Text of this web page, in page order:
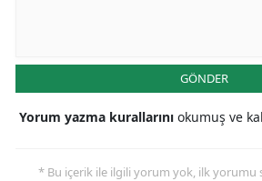
GÖNDER
Yorum yazma kurallarını okumuş ve
* Bu içerik ile ilgili yorum yok, ilk yorumu